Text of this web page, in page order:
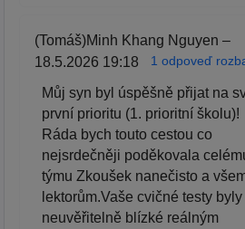
(Tomáš)Minh Khang Nguyen –
18.5.2026 19:18
1 odpoveď
Můj syn byl úspěšně přijat na
první prioritu (1. prioritní školu)!
Ráda bych touto cestou co
nejsrdečněji poděkovala
týmu Zkoušek nanečisto a
lektorům.Vaše cvičné testy byly
neuvěřitelně blízké reálným